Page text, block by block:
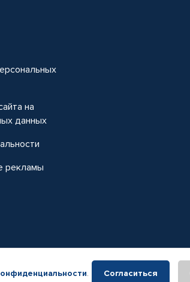
на
данных
рекламы
. Согласиться